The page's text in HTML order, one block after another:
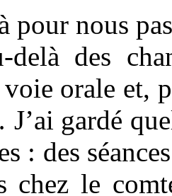
pour nous
delà des
orale et,
gardé
: des
chez le